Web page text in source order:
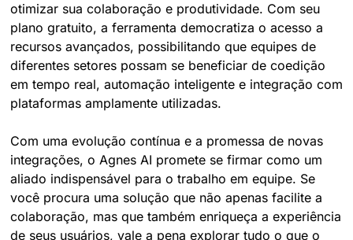
otimizar sua colaboração e produtividade. Com seu
plano gratuito, a ferramenta democratiza o acesso a
recursos avançados, possibilitando que equipes de
diferentes setores possam se beneficiar de coedição
em tempo real, automação inteligente e integração com
plataformas amplamente utilizadas.
Com uma evolução contínua e a promessa de novas
integrações, o Agnes AI promete se firmar como um
aliado indispensável para o trabalho em equipe. Se
você procura uma solução que não apenas facilite a
colaboração, mas que também enriqueça a experiência
de seus usuários, vale a pena explorar tudo o que o